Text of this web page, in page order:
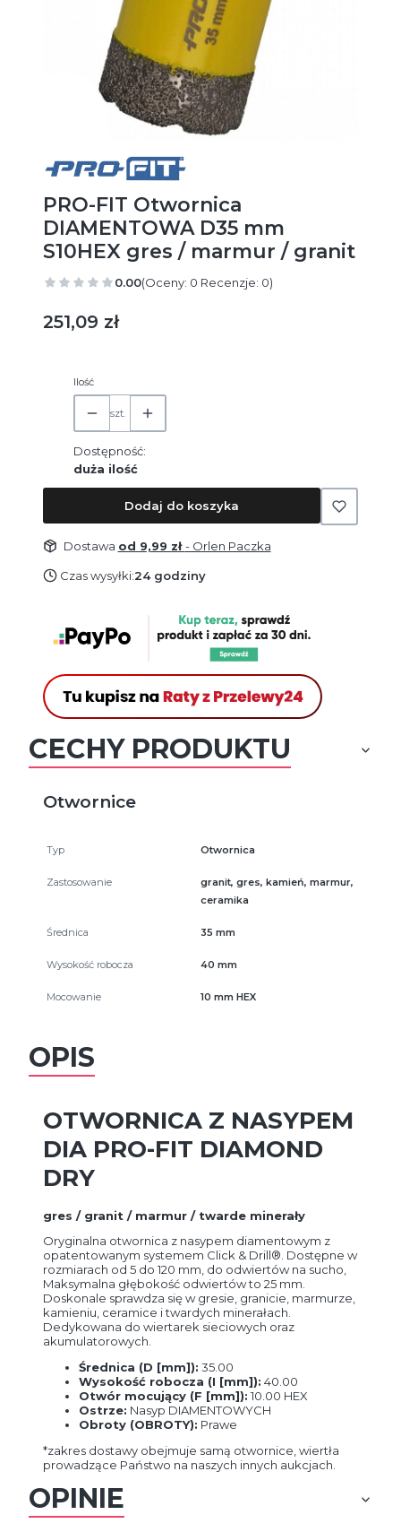
PRO-FIT Otwornica
DIAMENTOWA D35 mm
S10HEX gres / marmur / granit
0.00(Oceny: 0 Recenzje: 0)
Cena
251,09 zł
Ilość
szt.
Dostępność:
duża ilość
Dodaj do koszyka
Dostawa od 9,99 zł- Orlen Paczka
Czas wysyłki:24 godziny
CECHY PRODUKTU
Otwornice
Typ Otwornica
Zastosowanie
granit, gres, kamień, marmur,
ceramika
Średnica 35 mm
Wysokość robocza 40 mm
Mocowanie 10 mm HEX
OPIS
OTWORNICA Z NASYPEM
DIA PRO-FIT DIAMOND
DRY
gres / granit / marmur / twarde minerały
Oryginalna otwornica z nasypem diamentowym z
opatentowanym systemem Click & Drill®. Dostępne w
rozmiarach od 5 do 120 mm, do odwiertów na sucho,
Maksymalna głębokość odwiertów to 25 mm.
Doskonale sprawdza się w gresie, granicie, marmurze,
kamieniu, ceramice i twardych minerałach.
Dedykowana do wiertarek sieciowych oraz
akumulatorowych.
Średnica (D [mm]): 35.00
Wysokość robocza (I [mm]): 40.00
Otwór mocujący (F [mm]): 10.00 HEX
Ostrze: Nasyp DIAMENTOWYCH
Obroty (OBROTY): Prawe
*zakres dostawy obejmuje samą otwornice, wiertła
prowadzące Państwo na naszych innych aukcjach.
OPINIE